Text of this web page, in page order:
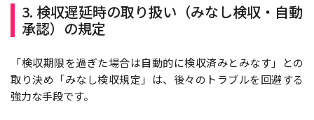
3. 検収遅延時の取り扱い（みなし検収・自動
承認）の規定
「検収期限を過ぎた場合は自動的に検収済みとみなす」との
取り決め「みなし検収規定」は、後々のトラブルを回避する
強力な手段です。